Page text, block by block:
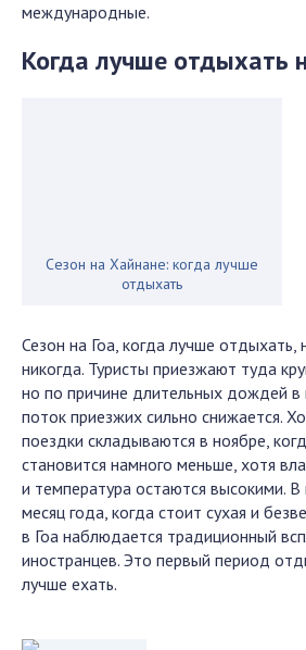
международные.
Когда лучше отдыхать
Сезон на Хайнане: когда лучше
отдыхать
Сезон на Гоа, когда лучше отдыхать,
никогда. Туристы приезжают туда
но по причине длительных дождей в
поток приезжих сильно снижается.
поездки складываются в ноябре,
становится намного меньше, хотя
и температура остаются высокими. В
месяц года, когда стоит сухая и
в Гоа наблюдается традиционный
иностранцев. Это первый период
лучше ехать.